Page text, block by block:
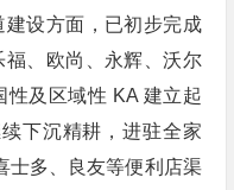
设方面，已初步完成
、欧尚、永辉、沃尔
及区域性 KA 建立起
下沉精耕，进驻全家
士多、良友等便利店渠